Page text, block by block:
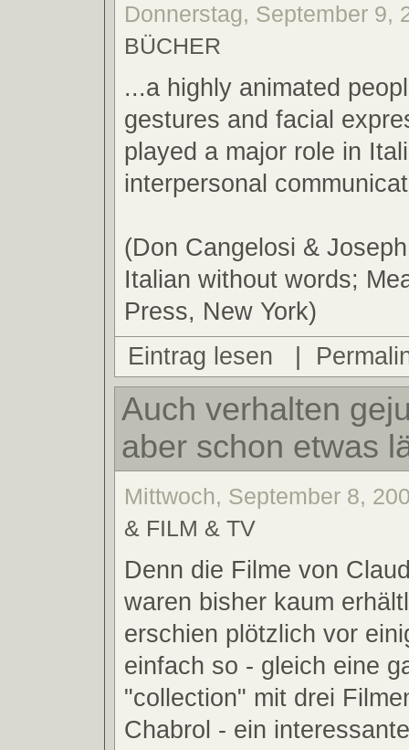
Donnerstag, September 9,
BÜCHER
...a highly animated
gestures and facial
played a major role in
interpersonal
(Don Cangelosi &
Italian without words;
Press, New York)
Eintrag lesen
|
Auch verhalten
aber schon etwas
Mittwoch, September 8,
& FILM & TV
Denn die Filme von
waren bisher kaum
erschien plötzlich vor
einfach so - gleich eine
"collection" mit drei
Chabrol - ein